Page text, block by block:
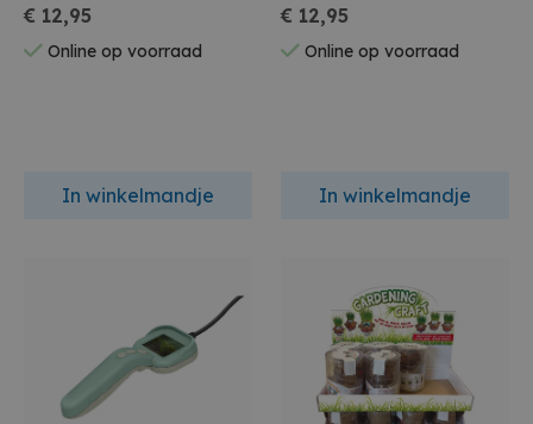
€ 12,95
Online op voorraad
In winkelmandje
€ 12,95
Online op voorraad
In winkelmandje